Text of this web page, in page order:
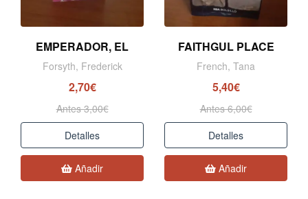
EMPERADOR, EL
Forsyth, Frederick
2,70€
Antes 3,00€
Detalles
Añadir
FAITHGUL PLACE
French, Tana
5,40€
Antes 6,00€
Detalles
Añadir